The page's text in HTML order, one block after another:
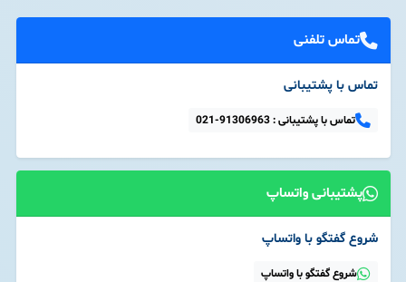
تماس تلفنی
تماس با پشتیبانی
تماس با پشتیبانی :021-91306963
پشتیبانی واتساپ
شروع گفتگو با واتساپ
شروع گفتگو با واتساپ